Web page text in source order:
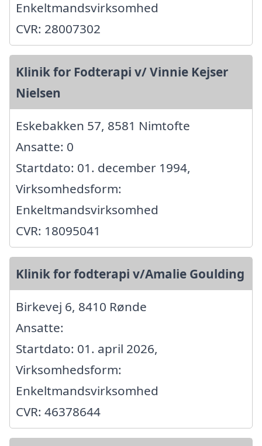
Enkeltmandsvirksomhed
CVR: 28007302
Klinik for Fodterapi v/ Vinnie Kejser
Nielsen
Eskebakken 57, 8581 Nimtofte
Ansatte: 0
Startdato: 01. december 1994,
Virksomhedsform:
Enkeltmandsvirksomhed
CVR: 18095041
Klinik for fodterapi v/Amalie Goulding
Birkevej 6, 8410 Rønde
Ansatte:
Startdato: 01. april 2026,
Virksomhedsform:
Enkeltmandsvirksomhed
CVR: 46378644